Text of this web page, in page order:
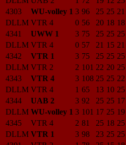
4303
WU-volley 1 3 96 25 25 21
DLLM VTR 4 0 56 20 18 18
4341
UWW 1 3 75 25 25 25
DLLM VTR 4 0 57 21 15 21
4342
VTR 1 3 75 25 25 25
DLLM VTR 2 2 101 22 20 25
4343
VTR 4 3 108 25 25 22
DLLM VTR 4 1 65 13 10 25
4344
UAB 2 3 92 25 25 17
DLLM WU-volley 1 3 101 17 25 19
4345
VTR 4 2 81 25 18 25
DLLM VTR 1 3 98 23 25 25